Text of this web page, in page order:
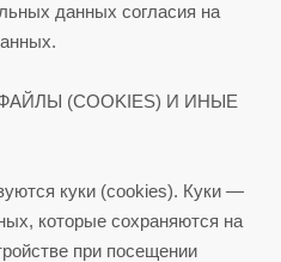
данных согласия на
(СOOKIES) И ИНЫЕ
куки (cookies). Куки —
которые сохраняются на
при посещении